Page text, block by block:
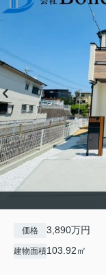
価格 3,890万円
建物面積103.92㎡